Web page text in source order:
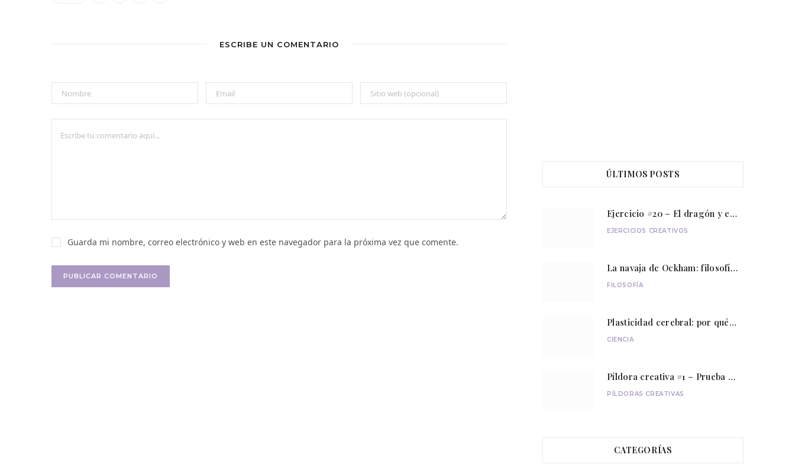
ESCRIBE UN COMENTARIO
Guarda mi nombre, correo electrónico y web en este navegador para la próxima vez que comente.
ÚLTIMOS POSTS
Ejercicio #20 – El dragón y el caballero
EJERCICIOS CREATIVOS
La navaja de Ockham: filosofía para pensar con sencillez
FILOSOFÍA
Plasticidad cerebral: por qué el cerebro nunca deja de aprender
CIENCIA
Píldora creativa #1 – Prueba nuevas experiencias
PÍLDORAS CREATIVAS
CATEGORÍAS